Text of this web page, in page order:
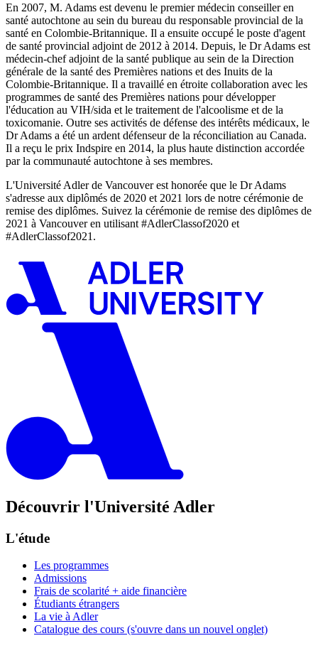
En 2007, M. Adams est devenu le premier médecin conseiller en
santé autochtone au sein du bureau du responsable provincial de la
santé en Colombie-Britannique. Il a ensuite occupé le poste d'agent
de santé provincial adjoint de 2012 à 2014. Depuis, le Dr Adams est
médecin-chef adjoint de la santé publique au sein de la Direction
générale de la santé des Premières nations et des Inuits de la
Colombie-Britannique. Il a travaillé en étroite collaboration avec les
programmes de santé des Premières nations pour développer
l'éducation au VIH/sida et le traitement de l'alcoolisme et de la
toxicomanie. Outre ses activités de défense des intérêts médicaux, le
Dr Adams a été un ardent défenseur de la réconciliation au Canada.
Il a reçu le prix Indspire en 2014, la plus haute distinction accordée
par la communauté autochtone à ses membres.
L'Université Adler de Vancouver est honorée que le Dr Adams
s'adresse aux diplômés de 2020 et 2021 lors de notre cérémonie de
remise des diplômes. Suivez la cérémonie de remise des diplômes de
2021 à Vancouver en utilisant #AdlerClassof2020 et
#AdlerClassof2021.
Découvrir l'Université Adler
L'étude
Les programmes
Admissions
Frais de scolarité + aide financière
Étudiants étrangers
La vie à Adler
Catalogue des cours (s'ouvre dans un nouvel onglet)